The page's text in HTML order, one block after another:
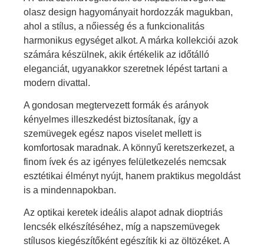
olasz design hagyományait hordozzák magukban,
ahol a stílus, a nőiesség és a funkcionalitás
harmonikus egységet alkot. A márka kollekciói azok
számára készülnek, akik értékelik az időtálló
eleganciát, ugyanakkor szeretnek lépést tartani a
modern divattal.
A gondosan megtervezett formák és arányok
kényelmes illeszkedést biztosítanak, így a
szemüvegek egész napos viselet mellett is
komfortosak maradnak. A könnyű keretszerkezet, a
finom ívek és az igényes felületkezelés nemcsak
esztétikai élményt nyújt, hanem praktikus megoldást
is a mindennapokban.
Az optikai keretek ideális alapot adnak dioptriás
lencsék elkészítéséhez, míg a napszemüvegek
stílusos kiegészítőként egészítik ki az öltözéket. A